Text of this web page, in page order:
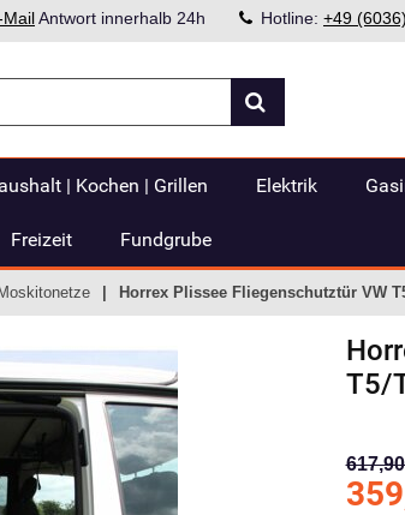
MailAntwort innerhalb 24h Hotline: +49
| Kochen | Grillen Elektrik
Freizeit Fundgrube
Moskitonetze Horrex Plissee Fliegenschutztür VW
T5/